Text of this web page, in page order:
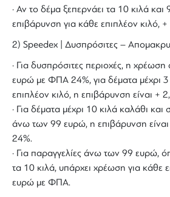
· Αν το δέμα ξεπερνάει τα 10 κιλά
επιβάρυνση για κάθε επιπλέον
2) Speedex | Δυσπρόσιτες –
· Για δυσπρόσιτες περιοχές, η χρέωση
ευρώ με ΦΠΑ 24%, για δέματα μέχρι 3
επιπλέον κιλό, η επιβάρυνση είναι
· Για δέματα μέχρι 10 κιλά καλάθι
άνω των 99 ευρώ, η επιβάρυνση
24%.
· Για παραγγελίες άνω των 99 ευρώ,
τα 10 κιλά, υπάρχει χρέωση για κάθε
ευρώ με ΦΠΑ.